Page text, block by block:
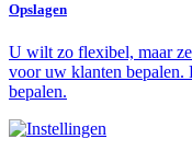
Opslagen
U wilt zo flexibel, maar
voor uw klanten bepalen.
bepalen.